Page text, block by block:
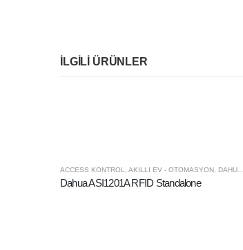
İLGILI ÜRÜNLER
ACCESS KONTROL AKILLI EV - OTOMASYON DAHUA
Dahua ASI1201A RFID Standalone